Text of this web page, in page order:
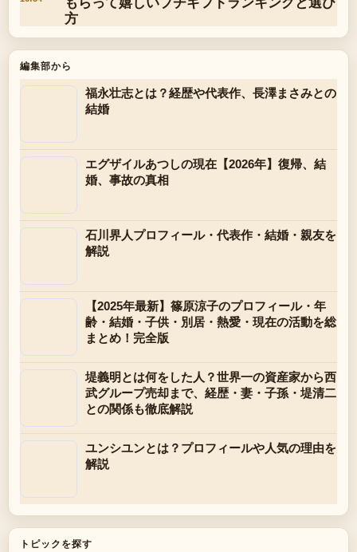
方
編集部から
福永壮志とは？経歴や代表作、長澤まさみとの
結婚
エグザイルあつしの現在【2026年】復帰、結
婚、事故の真相
石川界人プロフィール・代表作・結婚・親友を
解説
【2025年最新】篠原涼子のプロフィール・年
齢・結婚・子供・別居・熱愛・現在の活動を総
まとめ！完全版
堤義明とは何をした人？世界一の資産家から西
武グループ売却まで、経歴・妻・子孫・堤清二
との関係も徹底解説
ユンシユンとは？プロフィールや人気の理由を
解説
トピックを探す